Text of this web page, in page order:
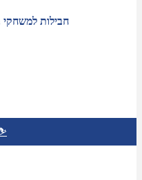
חבילות למשחקי